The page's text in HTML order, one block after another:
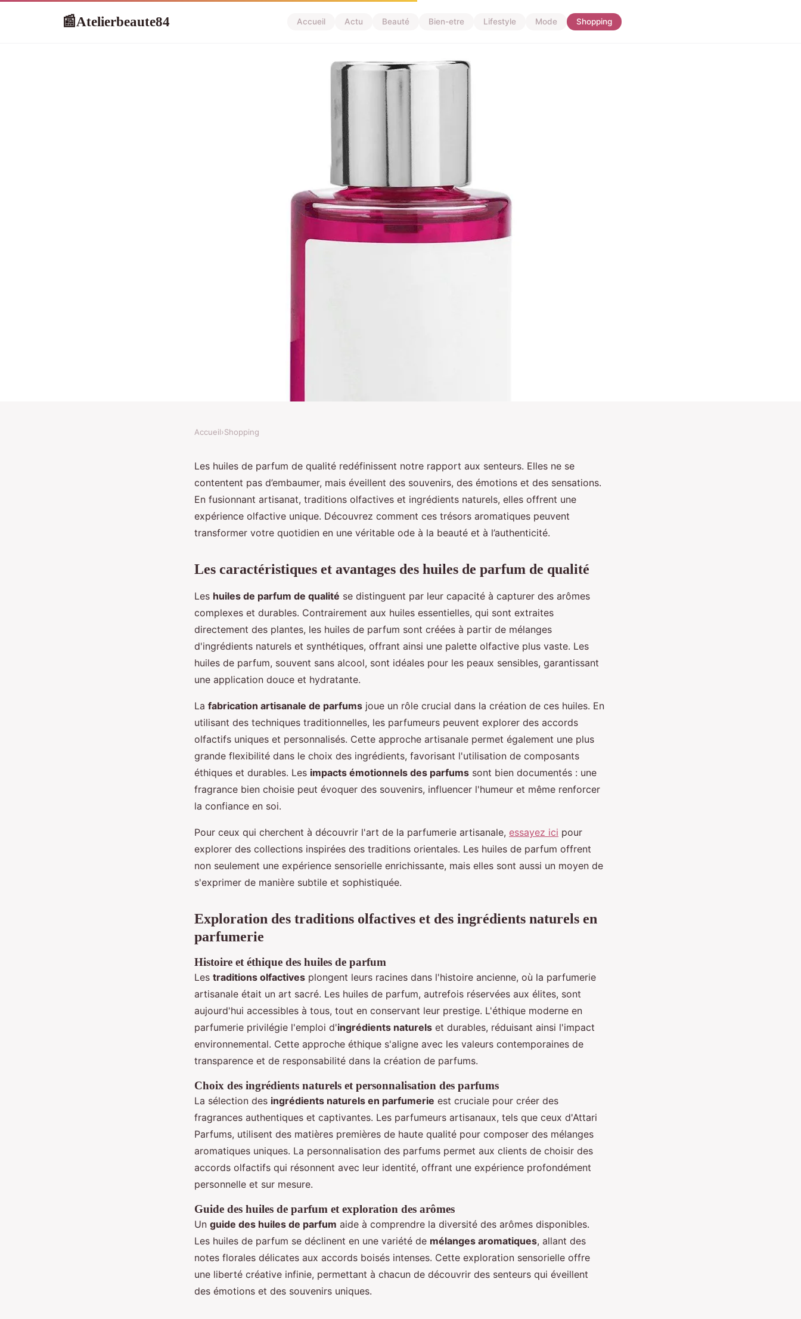
📰Atelierbeaute84 Accueil Actu Beauté Bien-etre Lifestyle Mode Shopping
Huiles de parfum de qualité :
redécouvrez l'art aromatique
3 min de lecture
Accueil›Shopping
Les huiles de parfum de qualité redéfinissent notre rapport aux senteurs. Elles ne se
contentent pas d’embaumer, mais éveillent des souvenirs, des émotions et des sensations.
En fusionnant artisanat, traditions olfactives et ingrédients naturels, elles offrent une
expérience olfactive unique. Découvrez comment ces trésors aromatiques peuvent
transformer votre quotidien en une véritable ode à la beauté et à l’authenticité.
Les caractéristiques et avantages des huiles de parfum de qualité
Les huiles de parfum de qualité se distinguent par leur capacité à capturer des arômes
complexes et durables. Contrairement aux huiles essentielles, qui sont extraites
directement des plantes, les huiles de parfum sont créées à partir de mélanges
d'ingrédients naturels et synthétiques, offrant ainsi une palette olfactive plus vaste. Les
huiles de parfum, souvent sans alcool, sont idéales pour les peaux sensibles, garantissant
une application douce et hydratante.
La fabrication artisanale de parfums joue un rôle crucial dans la création de ces huiles. En
utilisant des techniques traditionnelles, les parfumeurs peuvent explorer des accords
olfactifs uniques et personnalisés. Cette approche artisanale permet également une plus
grande flexibilité dans le choix des ingrédients, favorisant l'utilisation de composants
éthiques et durables. Les impacts émotionnels des parfums sont bien documentés : une
fragrance bien choisie peut évoquer des souvenirs, influencer l'humeur et même renforcer
la confiance en soi.
Pour ceux qui cherchent à découvrir l'art de la parfumerie artisanale, essayez ici pour
explorer des collections inspirées des traditions orientales. Les huiles de parfum offrent
non seulement une expérience sensorielle enrichissante, mais elles sont aussi un moyen de
s'exprimer de manière subtile et sophistiquée.
Exploration des traditions olfactives et des ingrédients naturels en
parfumerie
Histoire et éthique des huiles de parfum
Les traditions olfactives plongent leurs racines dans l'histoire ancienne, où la parfumerie
artisanale était un art sacré. Les huiles de parfum, autrefois réservées aux élites, sont
aujourd'hui accessibles à tous, tout en conservant leur prestige. L'éthique moderne en
parfumerie privilégie l'emploi d'ingrédients naturels et durables, réduisant ainsi l'impact
environnemental. Cette approche éthique s'aligne avec les valeurs contemporaines de
transparence et de responsabilité dans la création de parfums.
Choix des ingrédients naturels et personnalisation des parfums
La sélection des ingrédients naturels en parfumerie est cruciale pour créer des
fragrances authentiques et captivantes. Les parfumeurs artisanaux, tels que ceux d'Attari
Parfums, utilisent des matières premières de haute qualité pour composer des mélanges
aromatiques uniques. La personnalisation des parfums permet aux clients de choisir des
accords olfactifs qui résonnent avec leur identité, offrant une expérience profondément
personnelle et sur mesure.
Guide des huiles de parfum et exploration des arômes
Un guide des huiles de parfum aide à comprendre la diversité des arômes disponibles.
Les huiles de parfum se déclinent en une variété de mélanges aromatiques, allant des
notes florales délicates aux accords boisés intenses. Cette exploration sensorielle offre
une liberté créative infinie, permettant à chacun de découvrir des senteurs qui éveillent
des émotions et des souvenirs uniques.